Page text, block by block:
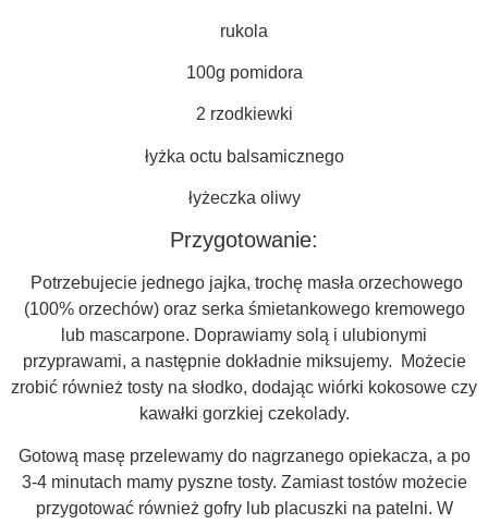
rukola
100g pomidora
2 rzodkiewki
łyżka octu balsamicznego
łyżeczka oliwy
Przygotowanie:
Potrzebujecie jednego jajka, trochę masła orzechowego
(100% orzechów) oraz serka śmietankowego kremowego
lub mascarpone. Doprawiamy solą i ulubionymi
przyprawami, a następnie dokładnie miksujemy. Możecie
zrobić również tosty na słodko, dodając wiórki kokosowe czy
kawałki gorzkiej czekolady.
Gotową masę przelewamy do nagrzanego opiekacza, a po
3-4 minutach mamy pyszne tosty. Zamiast tostów możecie
przygotować również gofry lub placuszki na patelni. W